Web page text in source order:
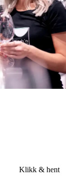
Klikk & hent